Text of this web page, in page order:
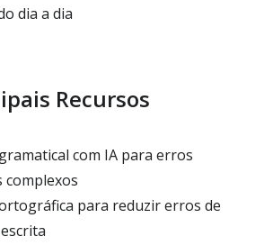
dia a dia
Recursos
com IA para erros
complexos
para reduzir erros de